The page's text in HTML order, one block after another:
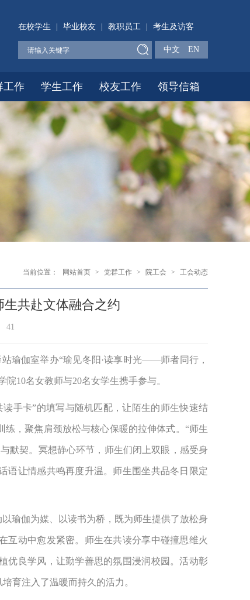
在校学生 毕业校友 教职员工 考生及访客
中文 EN
工作 学生工作 校友工作 领导信箱
当前位置： 网站首页 > 党群工作 > 院工会 > 工会动态
共赴文体融合之约
41
瑜伽室举办“瑜见冬阳·读享时光——师者同行，
10名女教师与20名女学生携手参与。
手卡”的填写与随机匹配，让陌生的师生快速结
，聚焦肩颈放松与核心保暖的拉伸体式。 “师生
默契。冥想静心环节，师生们闭上双眼，感受身
语让情感共鸣再度升温。师生围坐共品冬日限定
瑜伽为媒、以读书为桥，既为师生提供了放松身
互动中愈发紧密。师生在共读分享中碰撞思维火
优良学风，让勤学善思的氛围浸润校园。活动彰
育注入了温暖而持久的活力。